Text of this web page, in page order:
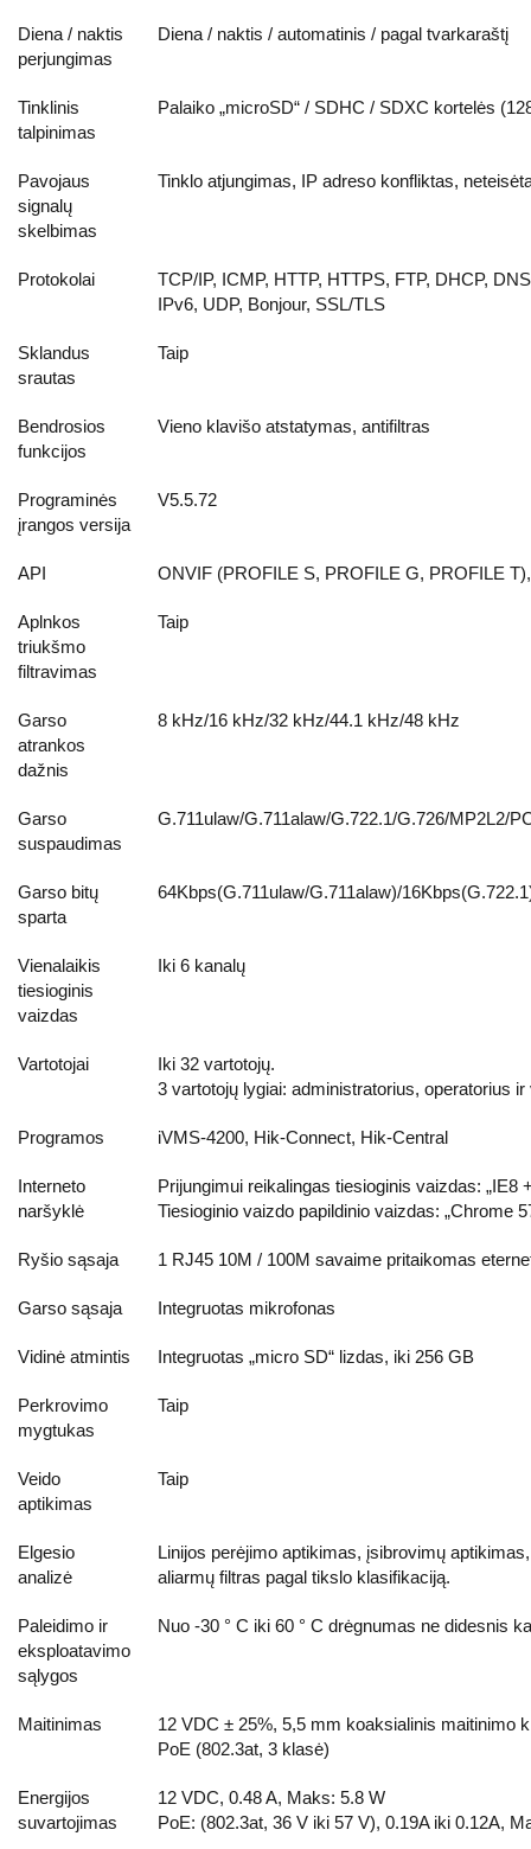
Diena / naktis
perjungimas
Diena / naktis / automatinis / pagal tvarkaraštį
Tinklinis
talpinimas
Palaiko „microSD“ / SDHC / SDXC kortelės
Pavojaus
signalų
skelbimas
Tinklo atjungimas, IP adreso konfliktas,
Protokolai
TCP/IP, ICMP, HTTP, HTTPS, FTP, DHCP,
IPv6, UDP, Bonjour, SSL/TLS
Sklandus
srautas
Taip
Bendrosios
funkcijos
Vieno klavišo atstatymas, antifiltras
Programinės
įrangos versija
V5.5.72
API ONVIF (PROFILE S, PROFILE G, PROFILE
Aplnkos
triukšmo
filtravimas
Taip
Garso
atrankos
dažnis
8 kHz/16 kHz/32 kHz/44.1 kHz/48 kHz
Garso
suspaudimas
G.711ulaw/G.711alaw/G.722.1/G.726/MP2L2/
Garso bitų
sparta
64Kbps(G.711ulaw/G.711alaw)/
Vienalaikis
tiesioginis
vaizdas
Iki 6 kanalų
Vartotojai
Iki 32 vartotojų.
3 vartotojų lygiai: administratorius, operatorius ir
Programos iVMS-4200, Hik-Connect, Hik-Central
Interneto
naršyklė
Prijungimui reikalingas tiesioginis vaizdas: „IE8
Tiesioginio vaizdo papildinio vaizdas: „Chrome
Ryšio sąsaja 1 RJ45 10M / 100M savaime pritaikomas
Garso sąsaja Integruotas mikrofonas
Vidinė atmintis Integruotas „micro SD“ lizdas, iki 256 GB
Perkrovimo
mygtukas
Taip
Veido
aptikimas
Taip
Elgesio
analizė
Linijos perėjimo aptikimas, įsibrovimų
aliarmų filtras pagal tikslo klasifikaciją.
Paleidimo ir
eksploatavimo
sąlygos
Nuo -30 ° C iki 60 ° C drėgnumas ne didesnis
Maitinimas
12 VDC ± 25%, 5,5 mm koaksialinis maitinimo
PoE (802.3at, 3 klasė)
Energijos
suvartojimas
12 VDC, 0.48 A, Maks: 5.8 W
PoE: (802.3at, 36 V iki 57 V), 0.19A iki 0.12A,